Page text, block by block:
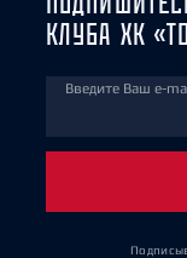
КЛУБА ХК
Введите Ваш e-